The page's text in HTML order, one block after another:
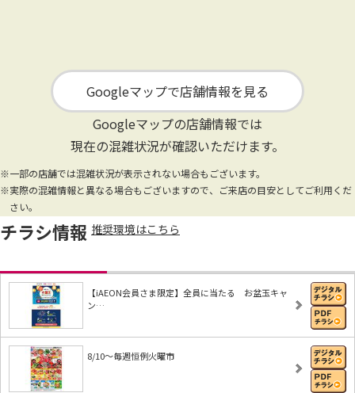
Googleマップで店舗情報を見る
Googleマップの店舗情報では
現在の混雑状況が確認いただけます。
※一部の店舗では混雑状況が表示されない場合もございます。
※実際の混雑情報と異なる場合もございますので、ご来店の目安としてご利用くだ
さい。
チラシ情報 推奨環境はこちら
【iAEON会員さま限定】全員に当たる お盆玉キャ
ン…
8/10～毎週恒例火曜市